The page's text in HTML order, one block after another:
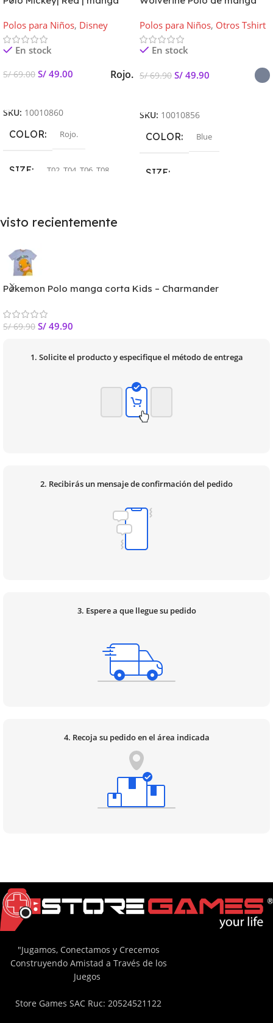
Polos para Niños, Disney
En stock
S/69.00 S/ 49.00 Rojo.
SKU: 10010860
COLOR Rojo.
SIZE T02 T04 T06 T08
Polos para Niños, Otros Tshirt
En stock
S/69.90 S/ 49.90
SKU: 10010856
COLOR Blue
SIZE
visto recientemente
Pokemon Polo manga corta Kids – Charmander
S/69.90 S/ 49.90
1. Solicite el producto y especifique el método de entrega
2. Recibirás un mensaje de confirmación del pedido
3. Espere a que llegue su pedido
4. Recoja su pedido en el área indicada
"Jugamos, Conectamos y Crecemos
Construyendo Amistad a Través de los
Juegos
Store Games SAC Ruc: 20524521122